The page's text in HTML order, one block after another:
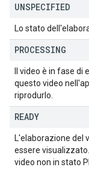
UNSPECIFIED
Lo stato
PROCESSING
Il video è in fase
questo video
riprodurlo.
READY
L'elaborazione del
essere
video non in stato